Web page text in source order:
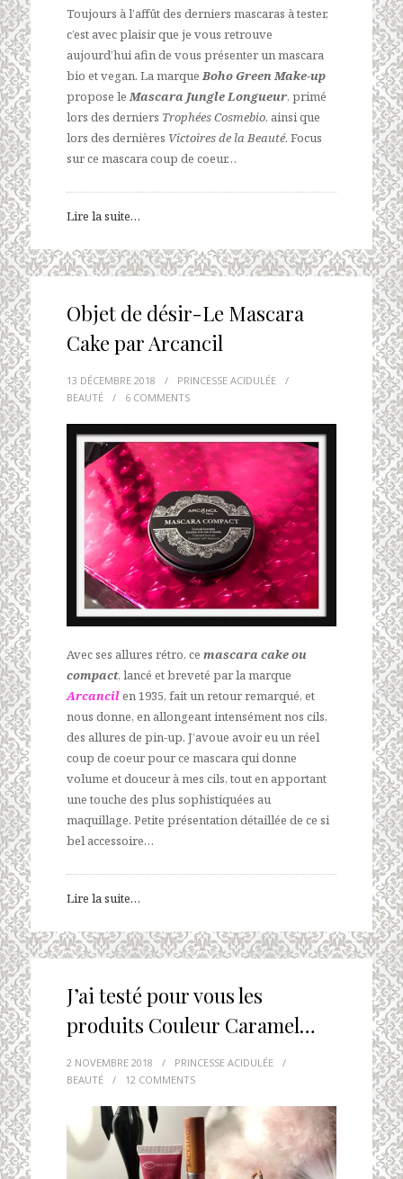
Toujours à l’affût des derniers mascaras à tester,
c’est avec plaisir que je vous retrouve
aujourd’hui afin de vous présenter un mascara
bio et vegan. La marqueBoho Green Make-up
propose leMascara Jungle Longueur, primé
lors des derniers Trophées Cosmebio, ainsi que
lors des dernières Victoires de la Beauté. Focus
sur ce mascara coup de coeur…
Lire la suite…
Objet de désir-Le Mascara
Cake par Arcancil
13 DÉCEMBRE 2018 / PRINCESSE ACIDULÉE
/
BEAUTÉ
/ 6 COMMENTS
Avec ses allures rétro, ce mascara cake ou
compact, lancé et breveté par la marque
Arcancilen 1935, fait un retour remarqué, et
nous donne, en allongeant intensément nos cils,
des allures de pin-up. J’avoue avoir eu un réel
coup de coeur pour ce mascara qui donne
volume et douceur à mes cils, tout en apportant
une touche des plus sophistiquées au
maquillage. Petite présentation détaillée de ce si
bel accessoire…
Lire la suite…
J’ai testé pour vous les
produits Couleur Caramel…
2 NOVEMBRE 2018 / PRINCESSE ACIDULÉE
/
BEAUTÉ
/ 12 COMMENTS